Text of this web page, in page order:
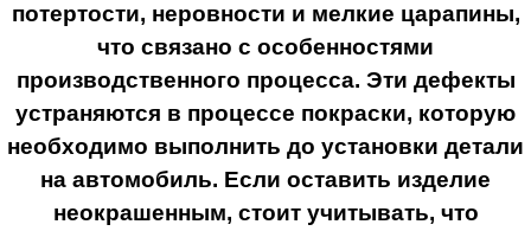
потертости, неровности и мелкие царапины,
что связано с особенностями
производственного процесса. Эти дефекты
устраняются в процессе покраски, которую
необходимо выполнить до установки детали
на автомобиль. Если оставить изделие
неокрашенным, стоит учитывать, что